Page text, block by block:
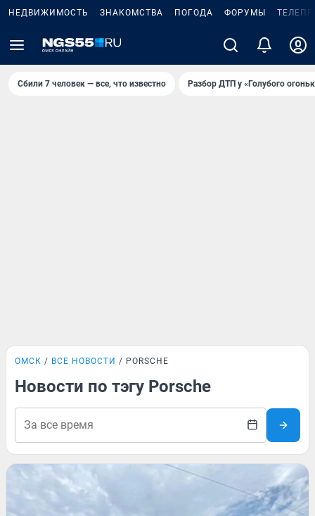
НЕДВИЖИМОСТЬ ЗНАКОМСТВА ПОГОДА ФОРУМЫ
Сбили 7 человек — все, что известно Разбор ДТП у «Голубого
ОМСК ВСЕ НОВОСТИ PORSCHE
Новости по тэгу Porsche